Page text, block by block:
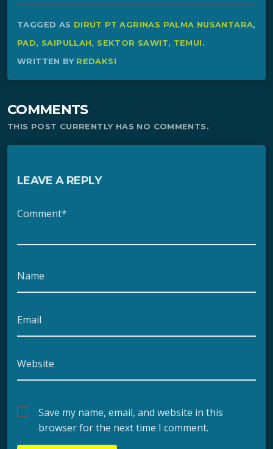
TAGGED AS DIRUT PT AGRINAS PALMA NUSANTARA,
PAD, SAIPULLAH, SEKTOR SAWIT, TEMUI.
WRITTEN BY REDAKSI
COMMENTS
THIS POST CURRENTLY HAS NO COMMENTS.
LEAVE A REPLY
Comment*
Name
Email
Website
Save my name, email, and website in this
browser for the next time I comment.